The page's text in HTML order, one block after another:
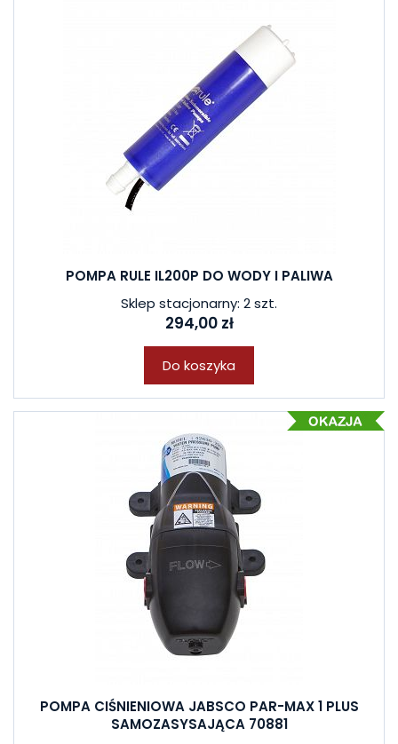
POMPA RULE IL200P DO WODY I PALIWA
Sklep stacjonarny: 2 szt.
294,00 zł
Do koszyka
POMPA CIŚNIENIOWA JABSCO PAR-MAX 1 PLUS
SAMOZASYSAJĄCA 70881